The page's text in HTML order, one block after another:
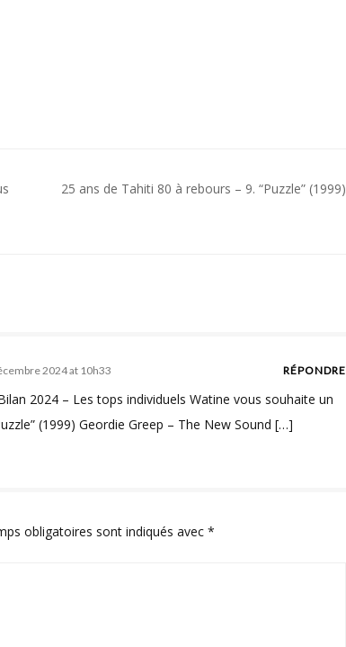
25 ans de Tahiti 80 à rebours – 9. “Puzzle” (1999)
2024 at 10h33 RÉPONDRE
2024 – Les tops individuels Watine vous souhaite un
(1999) Geordie Greep – The New Sound […]
obligatoires sont indiqués avec *